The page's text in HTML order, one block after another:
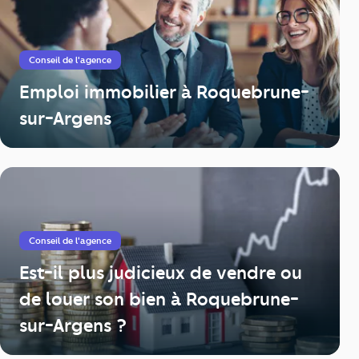
Conseil de l'agence
Emploi immobilier à Roquebrune-
sur-Argens
Conseil de l'agence
Est-il plus judicieux de vendre ou
de louer son bien à Roquebrune-
sur-Argens ?